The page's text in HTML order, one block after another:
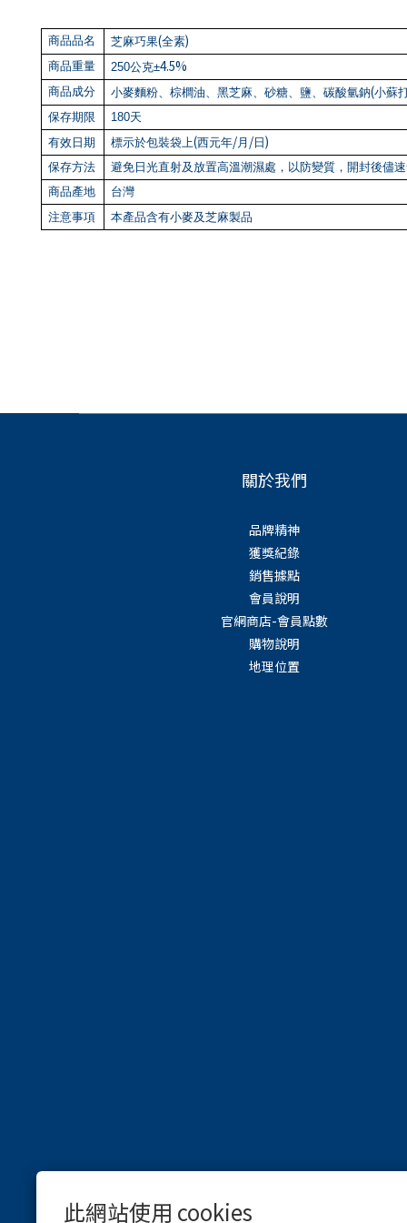
此網站使用 cookies
商品品名 芝麻巧果(全素)
商品重量 250公克±4.5%
商品成分 小麥麵粉、棕櫚油、黑芝麻、砂糖、鹽、碳酸氫鈉(小蘇
保存期限
180天
有效日期
標示於包裝袋上(西元年/月 / 日)
保存方法
避免日光直射及放置高溫潮濕處，以防變質，開封後儘
商品產地
台灣
注意事項
本產品含有小麥及芝麻製品
關於我們
品牌精神
獲獎紀錄
銷售據點
會員說明
官網商店-會員點數
購物說明
地理位置